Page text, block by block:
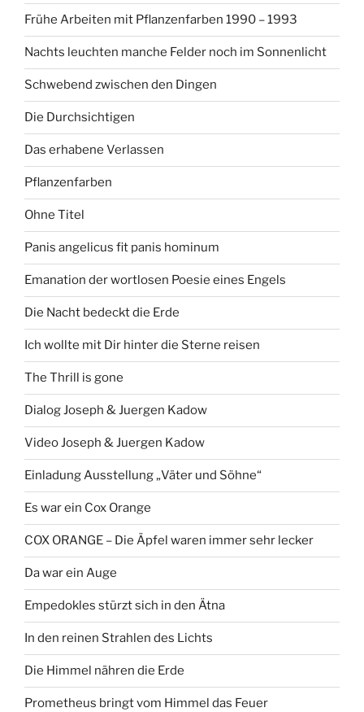
Frühe Arbeiten mit Pflanzenfarben 1990 – 1993
Nachts leuchten manche Felder noch im Sonnenlicht
Schwebend zwischen den Dingen
Die Durchsichtigen
Das erhabene Verlassen
Pflanzenfarben
Ohne Titel
Panis angelicus fit panis hominum
Emanation der wortlosen Poesie eines Engels
Die Nacht bedeckt die Erde
Ich wollte mit Dir hinter die Sterne reisen
The Thrill is gone
Dialog Joseph & Juergen Kadow
Video Joseph & Juergen Kadow
Einladung Ausstellung „Väter und Söhne“
Es war ein Cox Orange
COX ORANGE – Die Äpfel waren immer sehr lecker
Da war ein Auge
Empedokles stürzt sich in den Ätna
In den reinen Strahlen des Lichts
Die Himmel nähren die Erde
Prometheus bringt vom Himmel das Feuer